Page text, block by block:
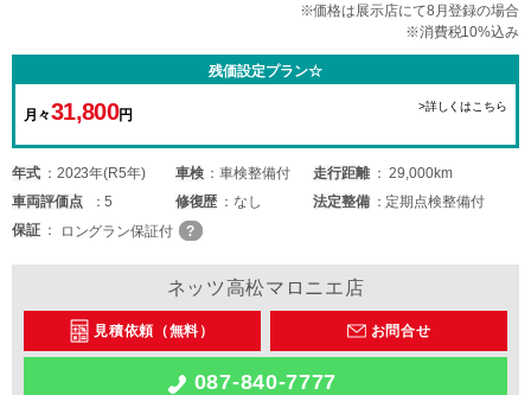
※価格は展示店にて8月登録の場合
※消費税10%込み
残価設定プラン☆
月々31,800円
>詳しくはこちら
年式 2023年(R5年) 車検 車検整備付 走行距離
29,000km
車両評価点 5 修復歴 なし 法定整備
定期点検整備付
保証
ロングラン保証付
ネッツ高松マロニエ店
見積依頼（無料） お問合せ
087-840-7777